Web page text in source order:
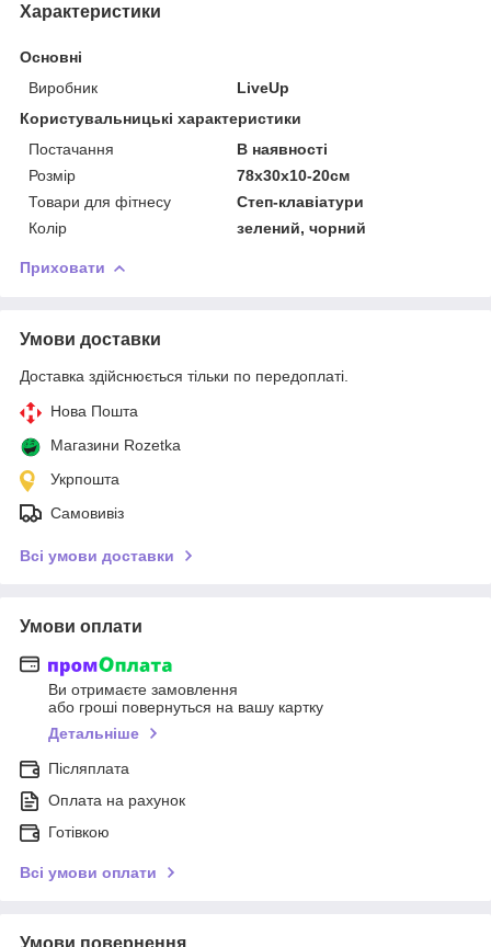
Характеристики
Основні
Виробник
LiveUp
Користувальницькі характеристики
Постачання
В наявності
Розмір
78х30х10-20см
Товари для фітнесу
Степ-клавіатури
Колір
зелений, чорний
Приховати
Умови доставки
Доставка здійснюється тільки по передоплаті.
Нова Пошта
Магазини Rozetka
Укрпошта
Самовивіз
Всі умови доставки
Умови оплати
Ви отримаєте замовлення
або гроші повернуться на вашу картку
Детальніше
Післяплата
Оплата на рахунок
Готівкою
Всі умови оплати